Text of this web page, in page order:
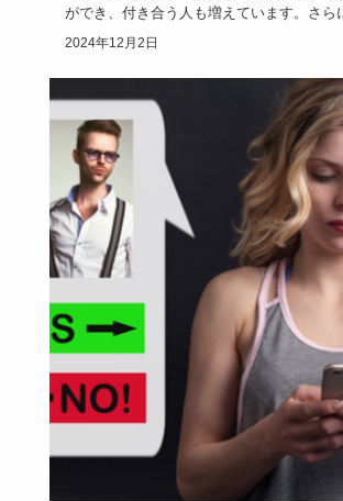
ができ、付き合う人も増えています。さら
人もいるんです…
2024年12月2日